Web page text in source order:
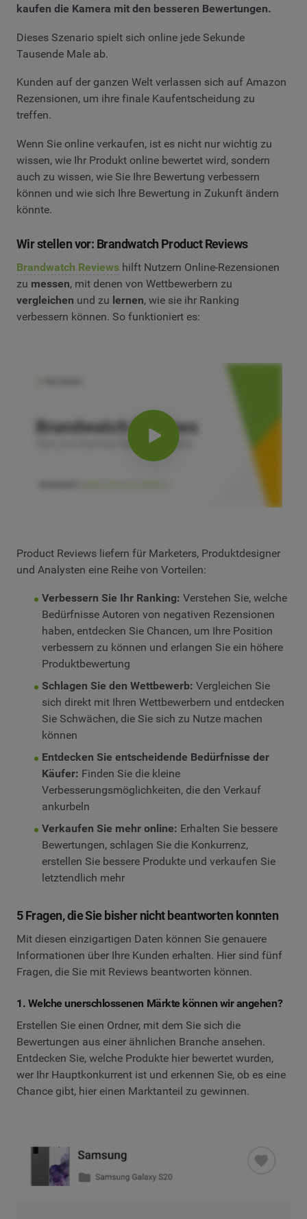
kaufen die Kamera mit den besseren Bewertungen.
Dieses Szenario spielt sich online jede Sekunde
Tausende Male ab.
Kunden auf der ganzen Welt verlassen sich auf Amazon
Rezensionen, um ihre finale Kaufentscheidung zu
treffen.
Wenn Sie online verkaufen, ist es nicht nur wichtig zu
wissen, wie Ihr Produkt online bewertet wird, sondern
auch zu wissen, wie Sie Ihre Bewertung verbessern
können und wie sich Ihre Bewertung in Zukunft ändern
könnte.
Wir stellen vor: Brandwatch Product Reviews
Brandwatch Reviews hilft Nutzern Online-Rezensionen
zu messen, mit denen von Wettbewerbern zu
vergleichen und zu lernen, wie sie ihr Ranking
verbessern können. So funktioniert es:
Product Reviews liefern für Marketers, Produktdesigner
und Analysten eine Reihe von Vorteilen:
Verbessern Sie Ihr Ranking: Verstehen Sie, welche
Bedürfnisse Autoren von negativen Rezensionen
haben, entdecken Sie Chancen, um Ihre Position
verbessern zu können und erlangen Sie ein höhere
Produktbewertung
Schlagen Sie den Wettbewerb: Vergleichen Sie
sich direkt mit Ihren Wettbewerbern und entdecken
Sie Schwächen, die Sie sich zu Nutze machen
können
Entdecken Sie entscheidende Bedürfnisse der
Käufer: Finden Sie die kleine
Verbesserungsmöglichkeiten, die den Verkauf
ankurbeln
Verkaufen Sie mehr online: Erhalten Sie bessere
Bewertungen, schlagen Sie die Konkurrenz,
erstellen Sie bessere Produkte und verkaufen Sie
letztendlich mehr
5 Fragen, die Sie bisher nicht beantworten konnten
Mit diesen einzigartigen Daten können Sie genauere
Informationen über Ihre Kunden erhalten. Hier sind fünf
Fragen, die Sie mit Reviews beantworten können.
1. Welche unerschlossenen Märkte können wir angehen?
Erstellen Sie einen Ordner, mit dem Sie sich die
Bewertungen aus einer ähnlichen Branche ansehen.
Entdecken Sie, welche Produkte hier bewertet wurden,
wer Ihr Hauptkonkurrent ist und erkennen Sie, ob es eine
Chance gibt, hier einen Marktanteil zu gewinnen.